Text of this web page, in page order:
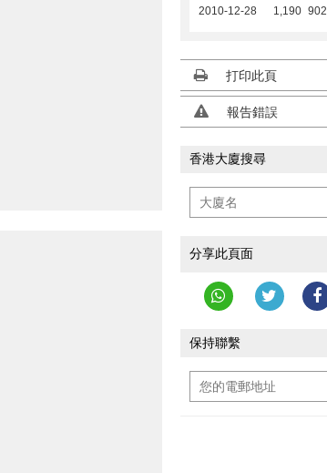
2010-12-28 1,190 902
打印此頁
報告錯誤
香港大廈搜尋
分享此頁面
保持聯繫